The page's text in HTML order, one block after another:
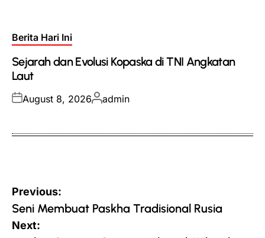
Posted
Berita Hari Ini
Sejarah dan Evolusi Kopaska di TNI Angkatan
Laut
Posted
August 8, 2026Posted
admin
Post
navigation
Previous:
Seni Membuat Paskha Tradisional Rusia
Next: